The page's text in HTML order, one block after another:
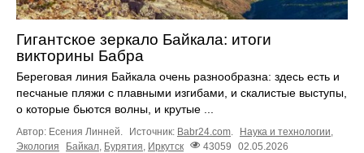
Гигантское зеркало Байкала: итоги
викторины Бабра
Береговая линия Байкала очень разнообразна: здесь есть и
песчаные пляжи с плавными изгибами, и скалистые выступы,
о которые бьются волны, и крутые ...
Автор: Есения Линней. Источник: Babr24.com. Наука и технологии,
Экология
Байкал Бурятия Иркутск 43059 02.05.2026